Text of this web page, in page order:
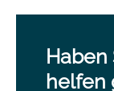
Haben
helfen